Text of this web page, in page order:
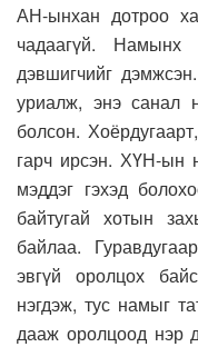
АН-ынхан дотроо
чадаагүй.
дэвшигчийг
уриалж, энэ санал
болсон.
гарч ирсэн. ХҮН-ын
мэддэг гэхэд
байтугай хотын
байлаа.
эвгүй оролцох
нэгдэж, тус намыг
дааж оролцоод нэр